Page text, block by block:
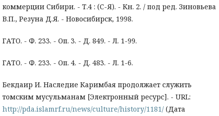
коммерции Сибири. - Т.4 : (С-Я). - Кн. 2. / под ред. Зиновьева
В.П., Резуна Д.Я. - Новосибирск, 1998.
ГАТО. - Ф. 233. - Оп. 3. - Д. 849. - Л. 1-99.
ГАТО. - Ф. 233. - Оп. 4. - Д. 483. - Л. 1-6.
Бекдаир И. Наследие Каримбая продолжает служить
томским мусульманам [Электронный ресурс]. - URL:
http://pda.islamrf.ru/news/culture/history/1181/ (Дата